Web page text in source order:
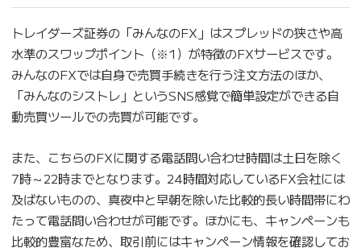
トレイダーズ証券の「みんなのFX」はスプレッドの狭さや高
水準のスワップポイント（※1）が特徴のFXサービスです。
みんなのFXでは自身で売買手続きを行う注文方法のほか、
「みんなのシストレ」というSNS感覚で簡単設定ができる自
動売買ツールでの売買が可能です。
また、こちらのFXに関する電話問い合わせ時間は土日を除く
7時～22時までとなります。24時間対応しているFX会社には
及ばないものの、真夜中と早朝を除いた比較的長い時間帯にわ
たって電話問い合わせが可能です。ほかにも、キャンペーンも
比較的豊富なため、取引前にはキャンペーン情報を確認してお